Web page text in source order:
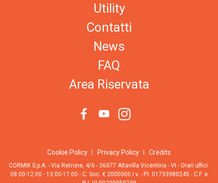
Utility
Contatti
News
FAQ
Area Riservata
Cookie Policy Privacy Policy Credits
CORMIK S.p.A. - Via Retrone, 4/6 - 36077 Altavilla Vicentina - VI - Orari uffici:
08:00-12:00 - 13:00-17:00 - C. Soc. € 2000000 i.v. - P.I. 01733980245 - C.F. e